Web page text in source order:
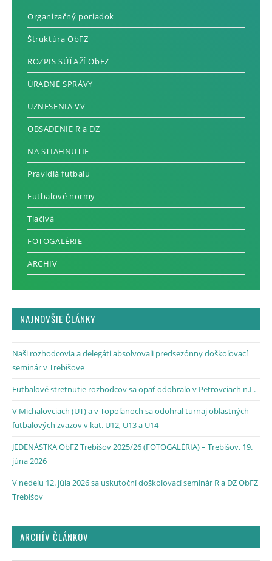
Organizačný poriadok
Štruktúra ObFZ
ROZPIS SÚŤAŽÍ ObFZ
ÚRADNÉ SPRÁVY
UZNESENIA VV
OBSADENIE R a DZ
NA STIAHNUTIE
Pravidlá futbalu
Futbalové normy
Tlačivá
FOTOGALÉRIE
ARCHIV
NAJNOVŠIE ČLÁNKY
Naši rozhodcovia a delegáti absolvovali predsezónny doškoľovací
seminár v Trebišove
Futbalové stretnutie rozhodcov sa opäť odohralo v Petrovciach n.L.
V Michalovciach (UT) a v Topoľanoch sa odohral turnaj oblastných
futbalových zväzov v kat. U12, U13 a U14
JEDENÁSTKA ObFZ Trebišov 2025/26 (FOTOGALÉRIA) – Trebišov, 19.
júna 2026
V nedeľu 12. júla 2026 sa uskutoční doškoľovací seminár R a DZ ObFZ
Trebišov
ARCHÍV ČLÁNKOV